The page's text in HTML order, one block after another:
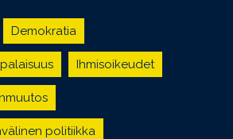
Demokratia
Ihmisoikeudet
politiikka